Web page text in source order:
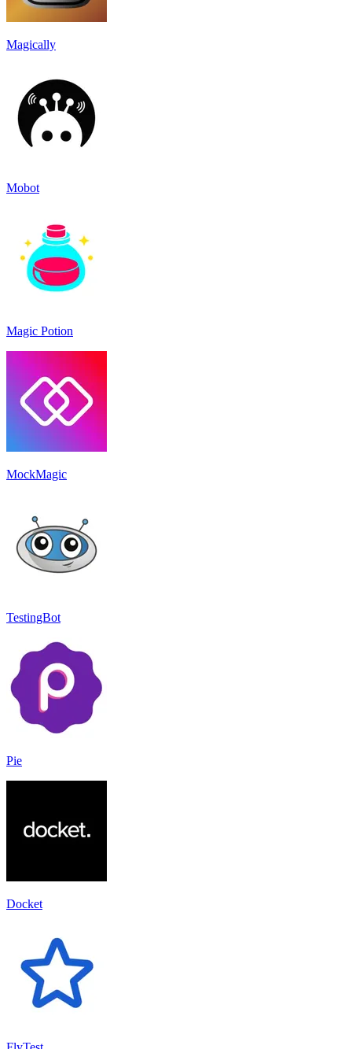
Magically
Mobot
Magic Potion
MockMagic
TestingBot
Pie
Docket